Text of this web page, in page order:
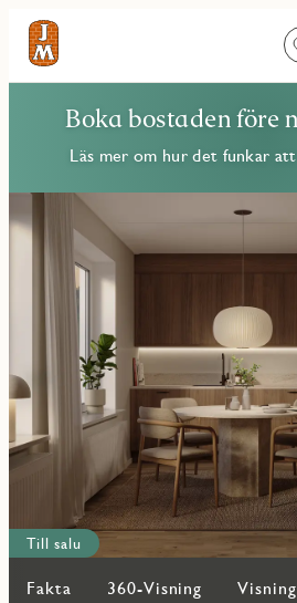
Boka bostaden före
Läs mer om hur det funkar
Till salu
Fakta 360-Visning